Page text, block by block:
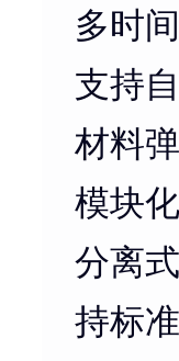
多时
支持
材料
模块
分离
持标